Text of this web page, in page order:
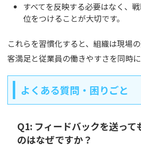
すべてを反映する必要はなく、
位をつけることが大切です。
これらを習慣化すると、組織は現場
客満足と従業員の働きやすさを同時に
よくある質問・困りごと
Q1: フィードバックを送って
のはなぜですか？